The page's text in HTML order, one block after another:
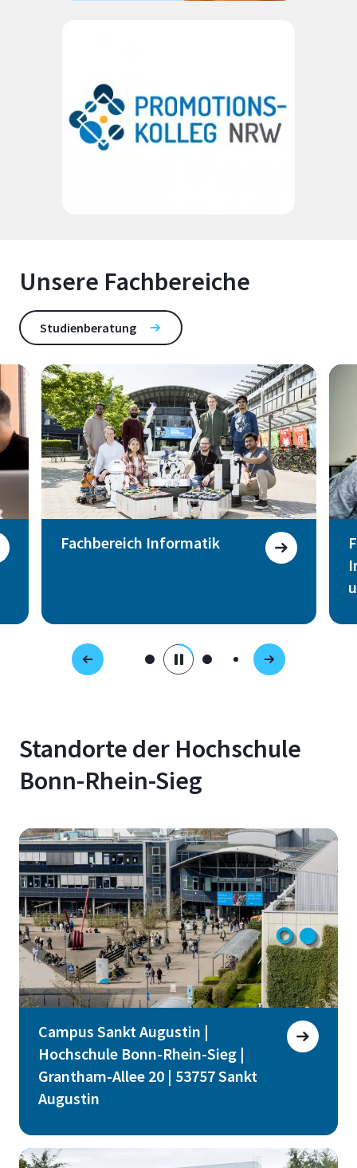
Unsere Fachbereiche
Studienberatung
Fachbereich Informatik
Standorte der Hochschule
Bonn-Rhein-Sieg
Campus Sankt Augustin |
Hochschule Bonn-Rhein-Sieg |
Grantham-Allee 20 | 53757 Sankt
Augustin